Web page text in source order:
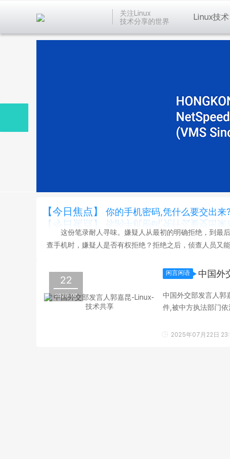
关注Linux
技术分享的世界
Linux技术
【今日焦点】 你的手机密码,凭什么要交出来?
这份笔录耐人寻味。嫌疑人从最初的明确拒绝，到最
查手机时，嫌疑人是否有权拒绝？拒绝之后，侦查人员又
22
2025-07
闲言闲语 中国外
中国外交部发言人郭
件,被中方执法部门
2025年07月22日